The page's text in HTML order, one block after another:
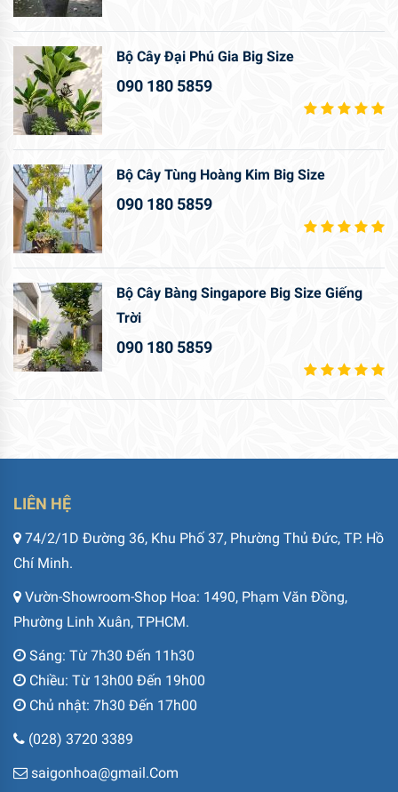
Bộ Cây Đại Phú Gia Big Size
090 180 5859
Bộ Cây Tùng Hoàng Kim Big Size
090 180 5859
Bộ Cây Bàng Singapore Big Size Giếng
Trời
090 180 5859
LIÊN HỆ
74/2/1D Đường 36, Khu Phố 37, Phường Thủ Đức, TP. Hồ
Chí Minh.
Vườn-Showroom-Shop Hoa: 1490, Phạm Văn Đồng,
Phường Linh Xuân, TPHCM.
Sáng: Từ 7h30 Đến 11h30
Chiều: Từ 13h00 Đến 19h00
Chủ nhật: 7h30 Đến 17h00
(028) 3720 3389
saigonhoa@gmail.Com